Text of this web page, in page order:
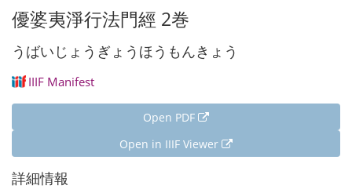
優婆夷淨行法門經 2巻
うばいじょうぎょうほうもんきょう
IIIF Manifest
Open PDF
Open in IIIF Viewer
詳細情報